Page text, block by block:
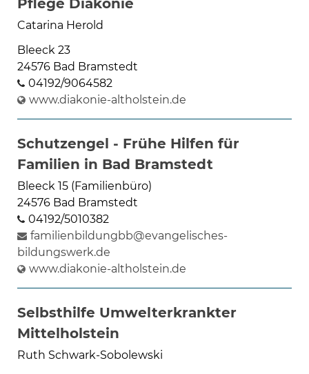
Pflege Diakonie
Catarina Herold
Bleeck 23
24576 Bad Bramstedt
04192/9064582
www.diakonie-altholstein.de
Schutzengel - Frühe Hilfen für
Familien in Bad Bramstedt
Bleeck 15 (Familienbüro)
24576 Bad Bramstedt
04192/5010382
familienbildungbb@evangelisches-
bildungswerk.de
www.diakonie-altholstein.de
Selbsthilfe Umwelterkrankter
Mittelholstein
Ruth Schwark-Sobolewski